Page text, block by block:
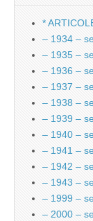
*
– 1934 –
– 1935 –
– 1936 –
– 1937 –
– 1938 –
– 1939 –
– 1940 –
– 1941 –
– 1942 –
– 1943 –
– 1999 –
– 2000 –